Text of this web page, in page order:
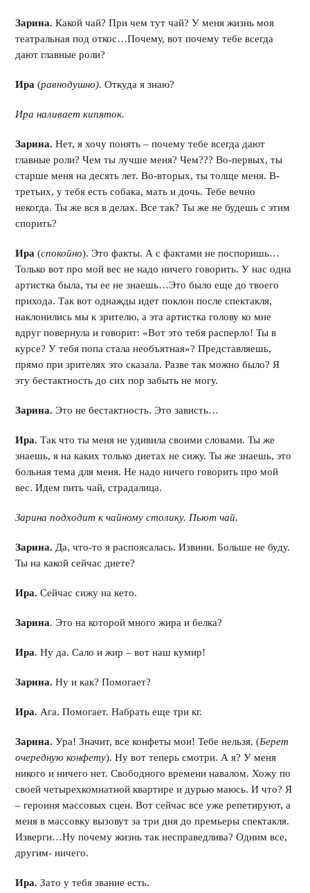
Зарина. Какой чай? При чем тут чай? У меня жизнь моя
театральная под откос…Почему, вот почему тебе всегда
дают главные роли?
Ира (равнодушно). Откуда я знаю?
Ира наливает кипяток.
Зарина. Нет, я хочу понять – почему тебе всегда дают
главные роли? Чем ты лучше меня? Чем??? Во-первых, ты
старше меня на десять лет. Во-вторых, ты толще меня. В-
третьих, у тебя есть собака, мать и дочь. Тебе вечно
некогда. Ты же вся в делах. Все так? Ты же не будешь с этим
спорить?
Ира (спокойно). Это факты. А с фактами не поспоришь…
Только вот про мой вес не надо ничего говорить. У нас одна
артистка была, ты ее не знаешь…Это было еще до твоего
прихода. Так вот однажды идет поклон после спектакля,
наклонились мы к зрителю, а эта артистка голову ко мне
вдруг повернула и говорит: «Вот это тебя расперло! Ты в
курсе? У тебя попа стала необъятная»? Представляешь,
прямо при зрителях это сказала. Разве так можно было? Я
эту бестактность до сих пор забыть не могу.
Зарина. Это не бестактность. Это зависть…
Ира. Так что ты меня не удивила своими словами. Ты же
знаешь, я на каких только диетах не сижу. Ты же знаешь, это
больная тема для меня. Не надо ничего говорить про мой
вес. Идем пить чай, страдалица.
Зарина подходит к чайному столику. Пьют чай.
Зарина. Да, что-то я распоясалась. Извини. Больше не буду.
Ты на какой сейчас диете?
Ира. Сейчас сижу на кето.
Зарина. Это на которой много жира и белка?
Ира. Ну да. Сало и жир – вот наш кумир!
Зарина. Ну и как? Помогает?
Ира. Ага. Помогает. Набрать еще три кг.
Зарина. Ура! Значит, все конфеты мои! Тебе нельзя. (Берет
очередную конфету). Ну вот теперь смотри. А я? У меня
никого и ничего нет. Свободного времени навалом. Хожу по
своей четырехкомнатной квартире и дурью маюсь. И что? Я
– героиня массовых сцен. Вот сейчас все уже репетируют, а
меня в массовку вызовут за три дня до премьеры спектакля.
Изверги…Ну почему жизнь так несправедлива? Одним все,
другим- ничего.
Ира. Зато у тебя звание есть.